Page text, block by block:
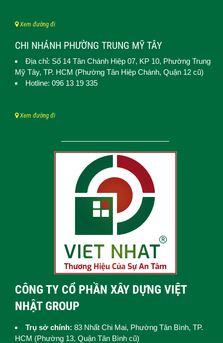
Xem đường đi
CHI NHÁNH PHƯỜNG TRUNG MỸ TÂY
Địa chỉ: Số 14 Tân Chánh Hiệp 07, KP 10, Phường Trung
Mỹ Tây, TP. HCM (Phường Tân Hiệp Chánh, Quận 12 cũ)
Hotline: 096 13 19 335
Xem đường đi
CÔNG TY CỔ PHẦN XÂY DỰNG VIỆT
NHẬT GROUP
Trụ sở chính: 83 Nhất Chi Mai, Phường Tân Bình, TP.
HCM (Phường 13, Quận Tân Bình cũ)